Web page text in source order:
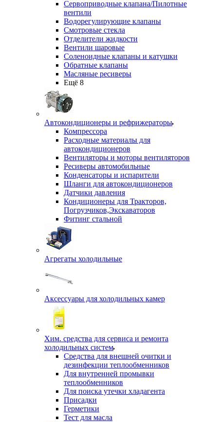
Сервоприводные клапана/Пилотные
вентили
Водорегулирующие клапаны
Смотровые стекла
Отделители жидкости
Вентили шаровые
Соленоидные клапаны и катушки
Обратные клапаны
Масляные ресиверы
Ещё 8
Автокондиционеры и рефрижераторы
Компрессора
Расходные материалы для
автокондиционеров
Вентиляторы и моторы вентиляторов
Ресиверы автомобильные
Конденсаторы и испарители
Шланги для автокондиционеров
Датчики давления
Кондиционеры для Тракторов,
Погрузчиков,Экскаваторов
Фитинг стальной
Агрегаты холодильные
Аксессуары для холодильных камер
Хим. средства для сервиса и ремонта
холодильных систем
Средства для внешней очитки и
дезинфекции теплообменников
Для внутренней промывки
теплообменников
Для поиска утечки хладагента
Присадки
Герметики
Тест для масла